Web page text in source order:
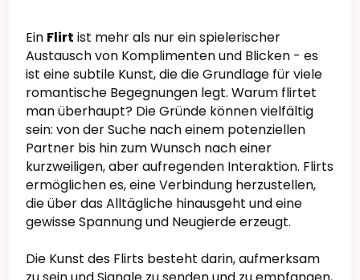
Ein Flirt ist mehr als nur ein spielerischer
Austausch von Komplimenten und Blicken - es
ist eine subtile Kunst, die die Grundlage für viele
romantische Begegnungen legt. Warum flirtet
man überhaupt? Die Gründe können vielfältig
sein: von der Suche nach einem potenziellen
Partner bis hin zum Wunsch nach einer
kurzweiligen, aber aufregenden Interaktion. Flirts
ermöglichen es, eine Verbindung herzustellen,
die über das Alltägliche hinausgeht und eine
gewisse Spannung und Neugierde erzeugt.
Die Kunst des Flirts besteht darin, aufmerksam